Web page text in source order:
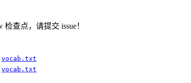
查点，请提交 issue！
vocab.txt
vocab.txt